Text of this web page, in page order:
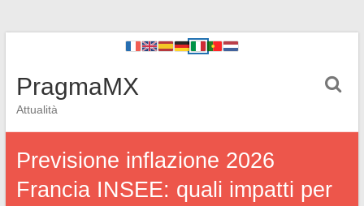
PragmaMX
Attualità
Previsione inflazione 2026
Francia INSEE: quali impatti per